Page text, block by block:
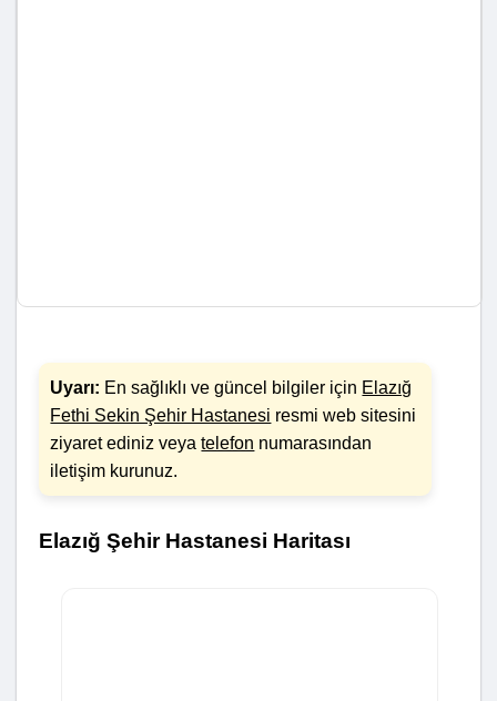
Uyarı: En sağlıklı ve güncel bilgiler için Elazığ
Fethi Sekin Şehir Hastanesi resmi web sitesini
ziyaret ediniz veyatelefon numarasından
iletişim kurunuz.
Elazığ Şehir Hastanesi Haritası